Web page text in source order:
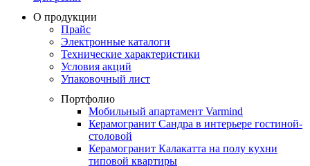
О продукции
Прайс
Электронные каталоги
Технические характеристики
Условия акций
Упаковочный лист
Портфолио
Мобильный апартамент Varmind
Керамогранит Сандра в интерьере гостиной-
столовой
Керамогранит Калакатта на полу кухни
типовой квартиры